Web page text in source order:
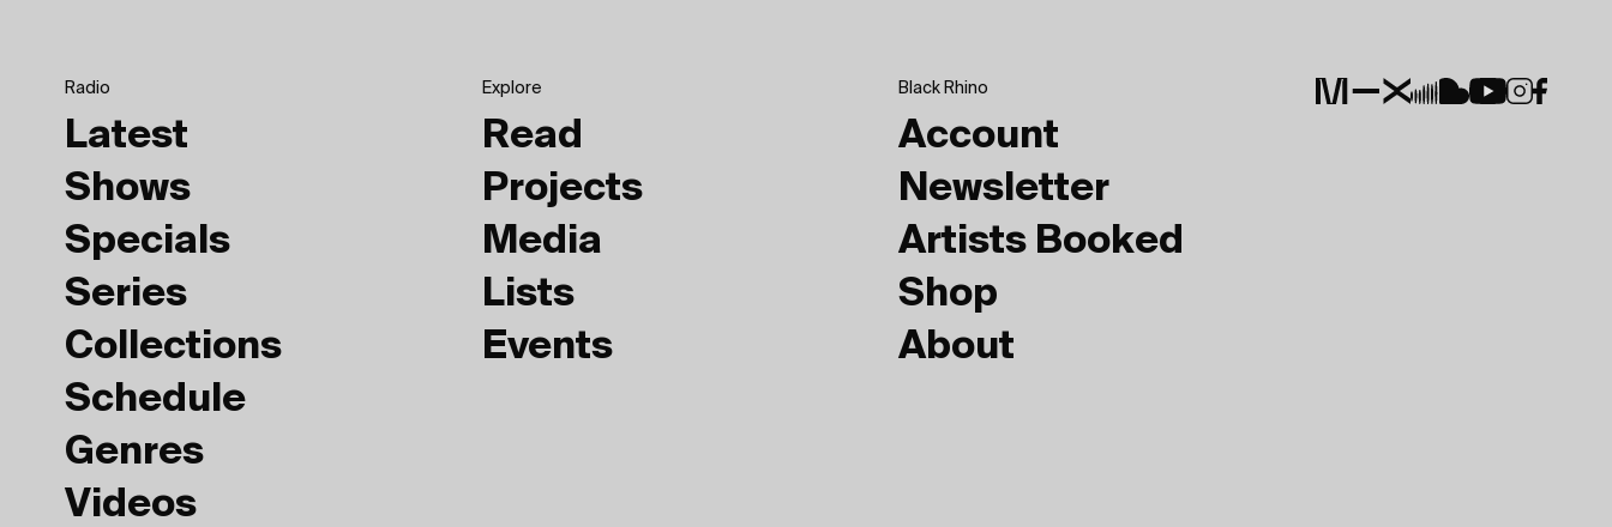
Radio
Latest
Shows
Specials
Series
Collections
Schedule
Genres
Videos
Explore
Read
Projects
Media
Lists
Events
Black Rhino
Account
Newsletter
Artists Booked
Shop
About